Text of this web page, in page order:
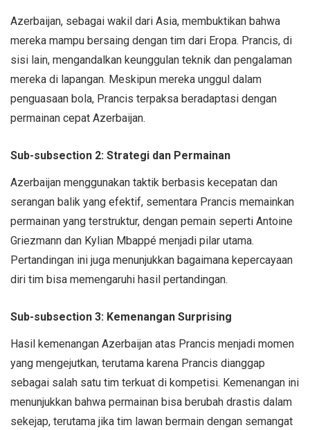
Azerbaijan, sebagai wakil dari Asia, membuktikan bahwa
mereka mampu bersaing dengan tim dari Eropa. Prancis, di
sisi lain, mengandalkan keunggulan teknik dan pengalaman
mereka di lapangan. Meskipun mereka unggul dalam
penguasaan bola, Prancis terpaksa beradaptasi dengan
permainan cepat Azerbaijan.
Sub-subsection 2: Strategi dan Permainan
Azerbaijan menggunakan taktik berbasis kecepatan dan
serangan balik yang efektif, sementara Prancis memainkan
permainan yang terstruktur, dengan pemain seperti Antoine
Griezmann dan Kylian Mbappé menjadi pilar utama.
Pertandingan ini juga menunjukkan bagaimana kepercayaan
diri tim bisa memengaruhi hasil pertandingan.
Sub-subsection 3: Kemenangan Surprising
Hasil kemenangan Azerbaijan atas Prancis menjadi momen
yang mengejutkan, terutama karena Prancis dianggap
sebagai salah satu tim terkuat di kompetisi. Kemenangan ini
menunjukkan bahwa permainan bisa berubah drastis dalam
sekejap, terutama jika tim lawan bermain dengan semangat